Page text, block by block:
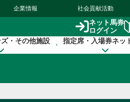
企業情報 社会貢献活動
ネット馬券
ログイン
・その他施設 指定席・入場券ネッ